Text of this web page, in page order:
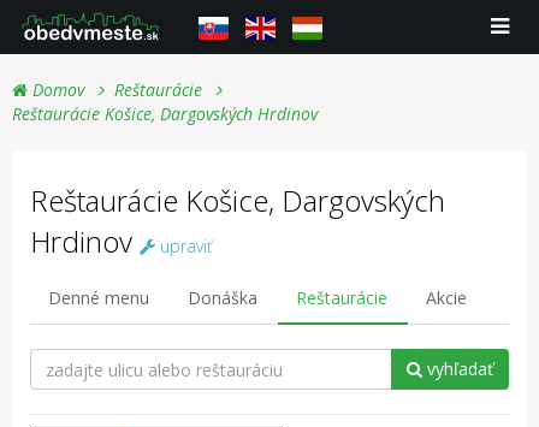
Domov
Reštaurácie
Reštaurácie Košice, Dargovských Hrdinov
Reštaurácie Košice, Dargovských
Hrdinov
upraviť
Denné menu Donáška Reštaurácie Akcie
vyhľadať